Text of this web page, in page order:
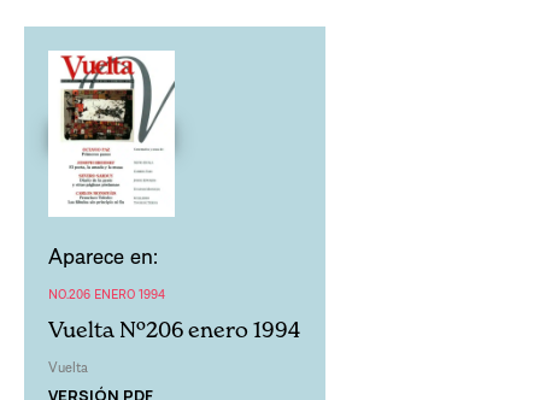
Aparece en:
NO.206 ENERO 1994
Vuelta Nº206 enero 1994
Vuelta
VERSIÓN PDF